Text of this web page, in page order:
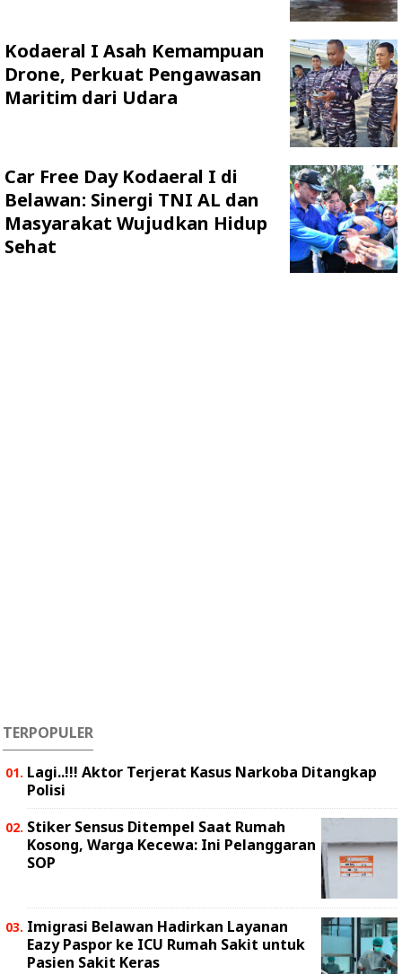
Kodaeral I Asah Kemampuan
Drone, Perkuat Pengawasan
Maritim dari Udara
Car Free Day Kodaeral I di
Belawan: Sinergi TNI AL dan
Masyarakat Wujudkan Hidup
Sehat
TERPOPULER
Lagi..!!! Aktor Terjerat Kasus Narkoba Ditangkap
Polisi
Stiker Sensus Ditempel Saat Rumah
Kosong, Warga Kecewa: Ini Pelanggaran
SOP
Imigrasi Belawan Hadirkan Layanan
Eazy Paspor ke ICU Rumah Sakit untuk
Pasien Sakit Keras